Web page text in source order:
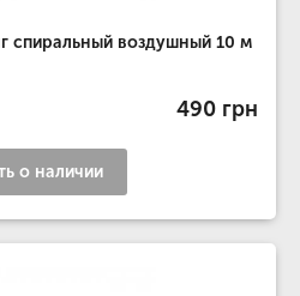
спиральный воздушный 10 м
490 грн
о наличии